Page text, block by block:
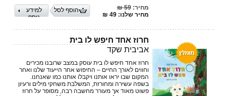
מחיר:59 ₪
מחיר שלנו: 49 ₪
למידע
נוסף
הוסף לסל
חרוז אחד חיפש לו בית
אביבית שקד
חרוז אחד חיפש לו בית עוסק במצב שרובנו מכירים
וחווים לאורך החיים – החיפוש אחר הייעוד שלנו ואחר
המקום שבו יראו אותנו ויקבלו אותנו כמו שאנחנו.
בשפה עשירה ומחורזת, המשלבת משחקי מילים ורעיון
פשוט מאוד אך מעורר מחשבה רבה, מסופר על חרוז